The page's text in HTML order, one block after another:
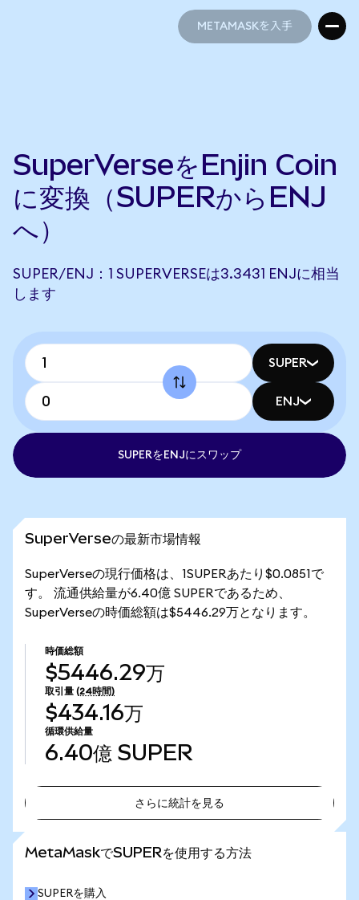
METAMASKを入手
SuperVerseをEnjin Coin
に変換（SUPERからENJ
へ）
SUPER/ENJ：1 SUPERVERSEは3.3431 ENJに相当
します
SUPER
ENJ
SUPERをENJにスワップ
SuperVerseの最新市場情報
SuperVerseの現行価格は、1SUPERあたり$0.0851で
す。 流通供給量が6.40億 SUPERであるため、
SuperVerseの時価総額は$5446.29万となります。
時価総額
$5446.29万
取引量 (24時間)
$434.16万
循環供給量
6.40億 SUPER
さらに統計を見る
MetaMaskでSUPERを使用する方法
SUPERを購入